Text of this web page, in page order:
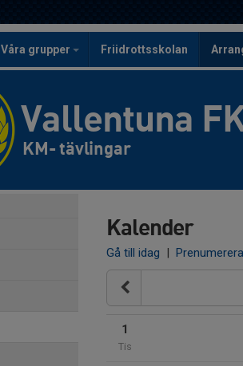
Våra grupper Friidrottsskolan
Vallentuna
KM- tävlingar
Kalender
Gå till idag | Prenumerera
1
Tis